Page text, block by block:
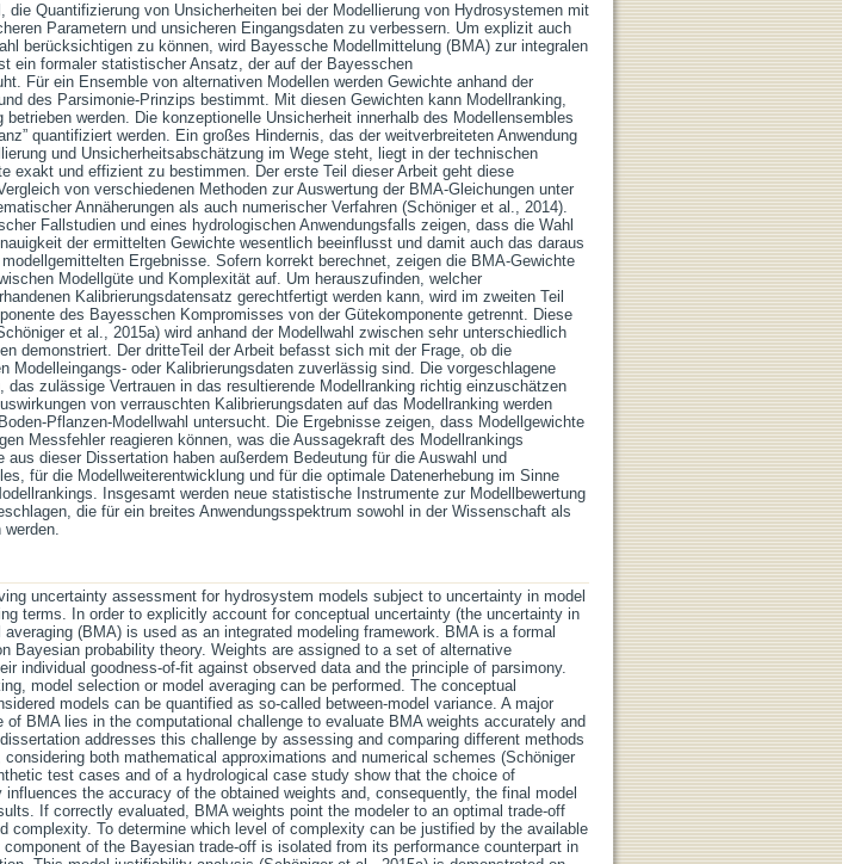
die Quantifizierung von Unsicherheiten bei der Modellierung von Hydrosystemen mit
Parametern und unsicheren Eingangsdaten zu verbessern. Um explizit auch
berücksichtigen zu können, wird Bayessche Modellmittelung (BMA) zur integralen
ein formaler statistischer Ansatz, der auf der Bayesschen
Für ein Ensemble von alternativen Modellen werden Gewichte anhand der
des Parsimonie-Prinzips bestimmt. Mit diesen Gewichten kann Modellranking,
betrieben werden. Die konzeptionelle Unsicherheit innerhalb des Modellensembles
quantifiziert werden. Ein großes Hindernis, das der weitverbreiteten Anwendung
und Unsicherheitsabschätzung im Wege steht, liegt in der technischen
exakt und effizient zu bestimmen. Der erste Teil dieser Arbeit geht diese
von verschiedenen Methoden zur Auswertung der BMA-Gleichungen unter
Annäherungen als auch numerischer Verfahren (Schöniger et al., 2014).
Fallstudien und eines hydrologischen Anwendungsfalls zeigen, dass die Wahl
der ermittelten Gewichte wesentlich beeinflusst und damit auch das daraus
Ergebnisse. Sofern korrekt berechnet, zeigen die BMA-Gewichte
Modellgüte und Komplexität auf. Um herauszufinden, welcher
Kalibrierungsdatensatz gerechtfertigt werden kann, wird im zweiten Teil
des Bayesschen Kompromisses von der Gütekomponente getrennt. Diese
et al., 2015a) wird anhand der Modellwahl zwischen sehr unterschiedlich
demonstriert. Der dritteTeil der Arbeit befasst sich mit der Frage, ob die
Modelleingangs- oder Kalibrierungsdaten zuverlässig sind. Die vorgeschlagene
zulässige Vertrauen in das resultierende Modellranking richtig einzuschätzen
von verrauschten Kalibrierungsdaten auf das Modellranking werden
Pflanzen-Modellwahl untersucht. Die Ergebnisse zeigen, dass Modellgewichte
Messfehler reagieren können, was die Aussagekraft des Modellrankings
aus dieser Dissertation haben außerdem Bedeutung für die Auswahl und
für die Modellweiterentwicklung und für die optimale Datenerhebung im Sinne
Insgesamt werden neue statistische Instrumente zur Modellbewertung
die für ein breites Anwendungsspektrum sowohl in der Wissenschaft als
uncertainty assessment for hydrosystem models subject to uncertainty in model
terms. In order to explicitly account for conceptual uncertainty (the uncertainty in
(BMA) is used as an integrated modeling framework. BMA is a formal
Bayesian probability theory. Weights are assigned to a set of alternative
individual goodness-of-fit against observed data and the principle of parsimony.
model selection or model averaging can be performed. The conceptual
models can be quantified as so-called between-model variance. A major
of BMA lies in the computational challenge to evaluate BMA weights accurately and
addresses this challenge by assessing and comparing different methods
both mathematical approximations and numerical schemes (Schöniger
test cases and of a hydrological case study show that the choice of
the accuracy of the obtained weights and, consequently, the final model
If correctly evaluated, BMA weights point the modeler to an optimal trade-off
complexity. To determine which level of complexity can be justified by the available
of the Bayesian trade-off is isolated from its performance counterpart in